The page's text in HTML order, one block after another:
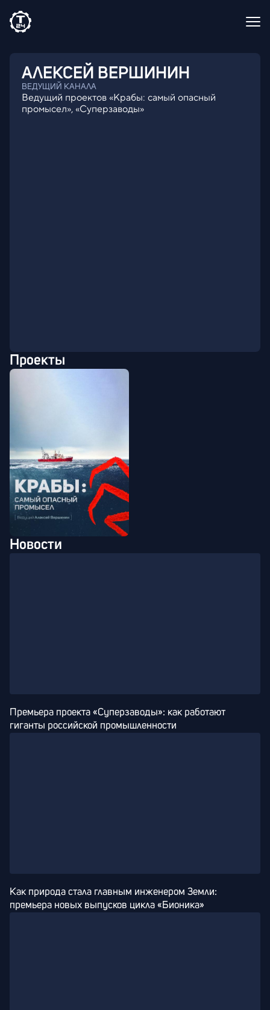
АЛЕКСЕЙ ВЕРШИНИН
ВЕДУЩИЙ КАНАЛА
Ведущий проектов «Крабы: самый опасный
промысел», «Суперзаводы»
Проекты
Новости
Премьера проекта «Суперзаводы»: как работают
гиганты российской промышленности
Как природа стала главным инженером Земли:
премьера новых выпусков цикла «Бионика»